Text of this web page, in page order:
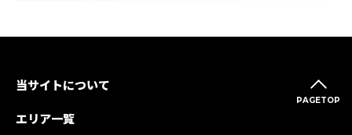
PAGETOP
当サイトについて
エリア一覧